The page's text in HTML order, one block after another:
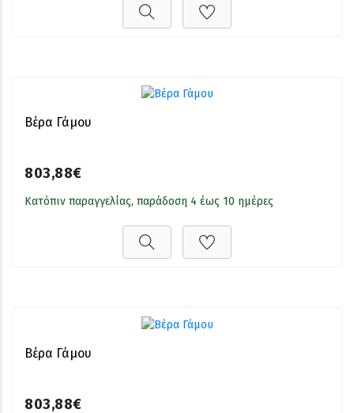
Βέρα Γάμου
803,88€
Κατόπιν παραγγελίας, παράδοση 4 έως 10 ημέρες
Βέρα Γάμου
803,88€